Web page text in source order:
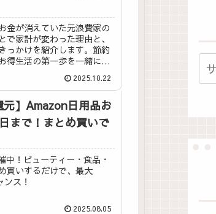
金が消えていた元浪費家の
家計が変わった理由と、
っかけを紹介します。節約
得生活の第一歩を一緒に始
2025.10.22
元】Amazon日用品お
まで！まとめ買いで
！ビューティー・食品・
買いするだけで、最大
ス！
2025.08.05